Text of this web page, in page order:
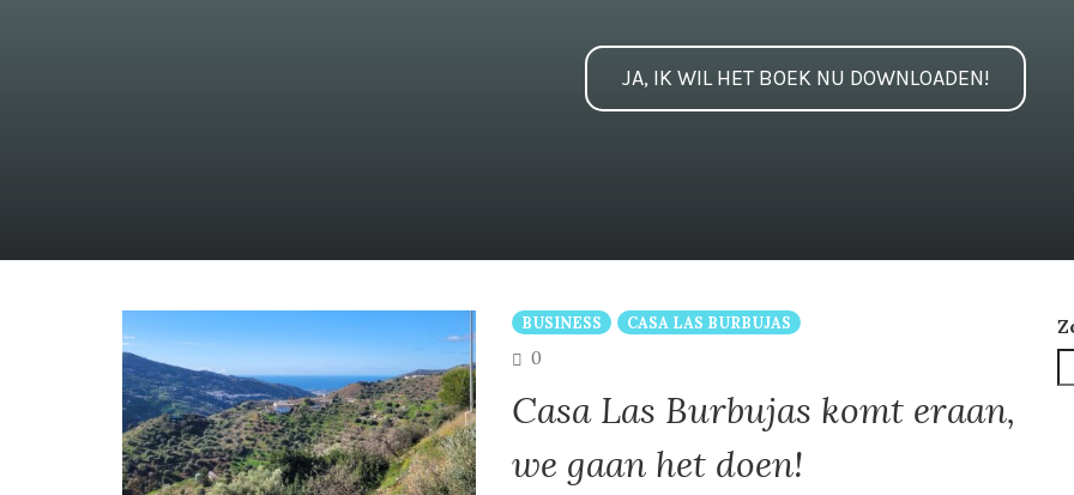
JA, IK WIL HET BOEK NU DOWNLOADEN!
BUSINESS CASA LAS BURBUJAS
0
Casa Las Burbujas komt eraan,
we gaan het doen!